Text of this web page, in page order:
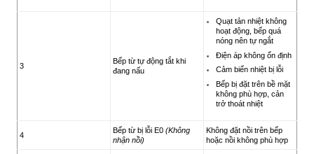
3
Bếp từ tự động tắt khi
đang nấu
Quạt tản nhiệt không
hoạt động, bếp quá
nóng nên tự ngắt
Điện áp không ổn định
Cảm biến nhiệt bị lỗi
Bếp bị đặt trên bề mặt
không phù hợp, cản
trở thoát nhiệt
4
Bếp từ bị lỗi E0 (Không
nhận nồi)
Không đặt nồi trên bếp
hoặc nồi không phù hợp